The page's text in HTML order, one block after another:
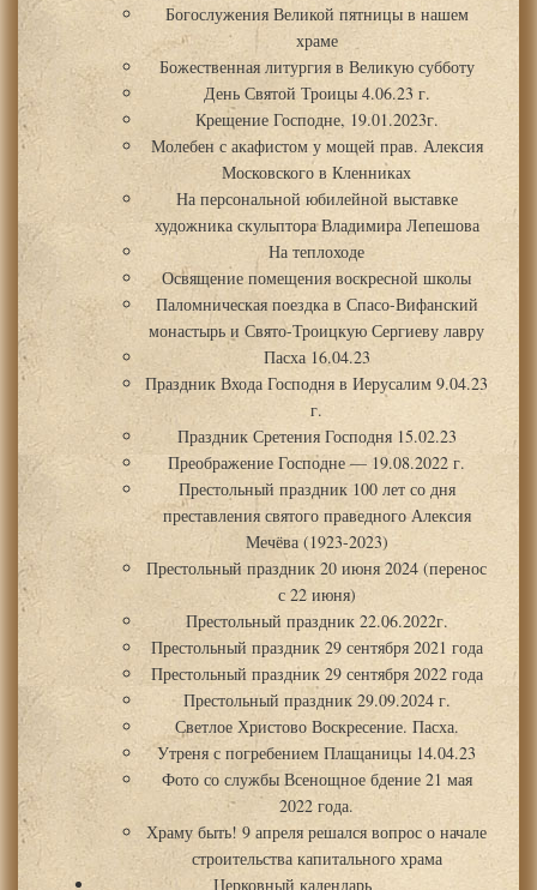
Богослужения Великой пятницы в нашем
храме
Божественная литургия в Великую субботу
День Святой Троицы 4.06.23 г.
Крещение Господне, 19.01.2023г.
Молебен с акафистом у мощей прав. Алексия
Московского в Кленниках
На персональной юбилейной выставке
художника скульптора Владимира Лепешова
На теплоходе
Освящение помещения воскресной школы
Паломническая поездка в Спасо-Вифанский
монастырь и Свято-Троицкую Сергиеву лавру
Пасха 16.04.23
Праздник Входа Господня в Иерусалим 9.04.23
г.
Праздник Сретения Господня 15.02.23
Преображение Господне — 19.08.2022 г.
Престольный праздник 100 лет со дня
преставления святого праведного Алексия
Мечёва (1923-2023)
Престольный праздник 20 июня 2024 (перенос
с 22 июня)
Престольный праздник 22.06.2022г.
Престольный праздник 29 сентября 2021 года
Престольный праздник 29 сентября 2022 года
Престольный праздник 29.09.2024 г.
Светлое Христово Воскресение. Пасха.
Утреня с погребением Плащаницы 14.04.23
Фото со службы Всенощное бдение 21 мая
2022 года.
Храму быть! 9 апреля решался вопрос о начале
строительства капитального храма
Церковный календарь